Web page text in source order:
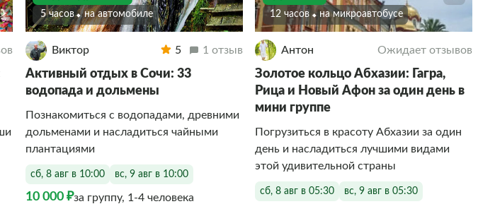
5 часов На автомобиле
Виктор 5 1 отзыв
Активный отдых в Сочи: 33
водопада и дольмены
Познакомиться с водопадами, древними
дольменами и насладиться чайными
плантациями
сб, 8 авг в 10:00 вс, 9 авг в 10:00
10 000 ₽за группу, 1-4 человека
12 часов На микроавтобусе
Антон Ожидает отзывов
Золотое кольцо Абхазии: Гагра,
Рица и Новый Афон за один день в
мини группе
Погрузиться в красоту Абхазии за один
день и насладиться лучшими видами
этой удивительной страны
сб, 8 авг в 05:30 вс, 9 авг в 05:30